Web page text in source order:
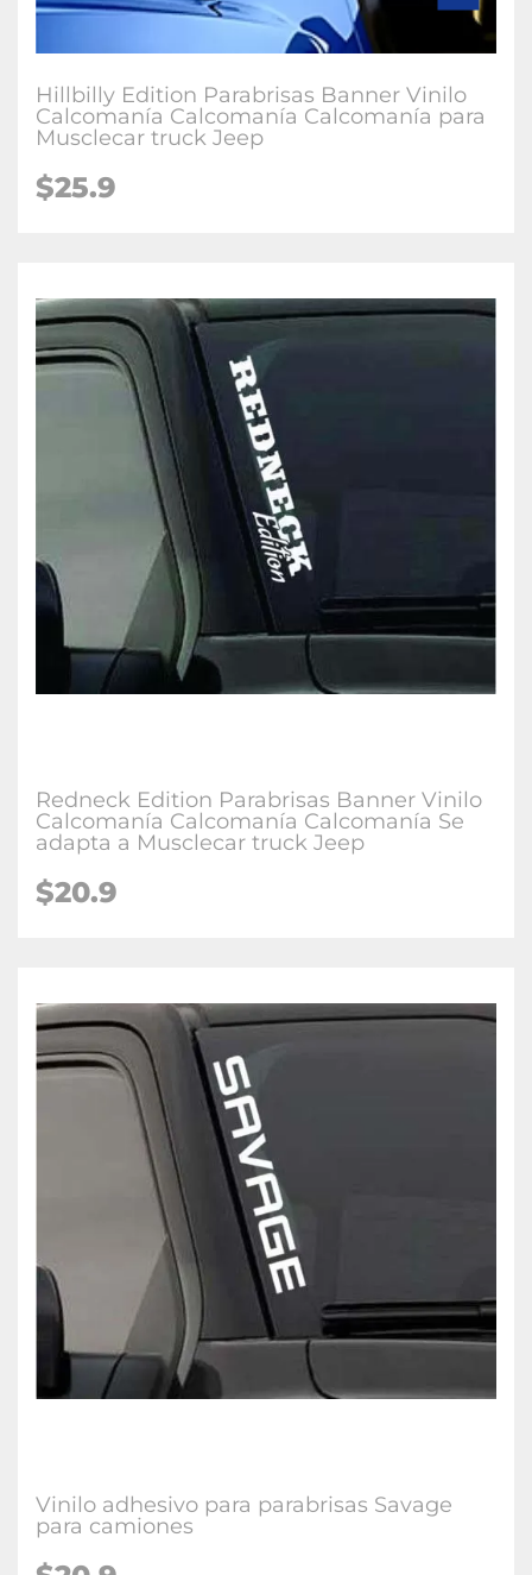
Hillbilly Edition Parabrisas Banner Vinilo
Calcomanía Calcomanía Calcomanía para
Musclecar truck Jeep
$25.9
Redneck Edition Parabrisas Banner Vinilo
Calcomanía Calcomanía Calcomanía Se
adapta a Musclecar truck Jeep
$20.9
Vinilo adhesivo para parabrisas Savage
para camiones